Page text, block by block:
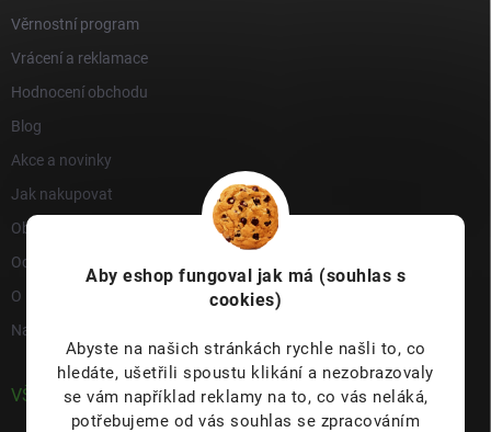
Aby eshop fungoval jak má (souhlas s
cookies)
Abyste na našich stránkách rychle našli to, co
hledáte, ušetřili spoustu klikání a nezobrazovaly
se vám například reklamy na to, co vás neláká,
potřebujeme od vás souhlas se zpracováním
Věrnostní program
Vrácení a reklamace
Hodnocení obchodu
Blog
Akce a novinky
Jak nakupovat
Obchodní podmínky
Ochrana osobních údajů
O nás
Napište nám
VŠE O NÁS